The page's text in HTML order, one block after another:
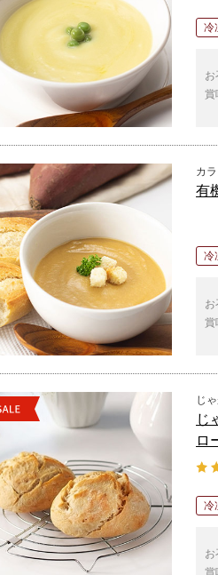
冷
お
賞
カ
有
冷
お
賞
じ
じ
ロ
冷
お
賞